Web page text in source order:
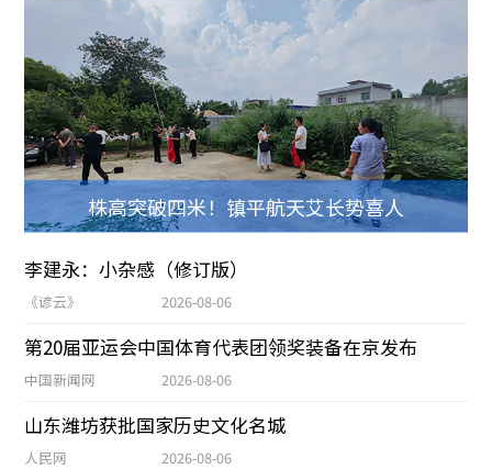
株高突破四米！镇平航天艾长势喜人
李建永：小杂感（修订版）
《谚云》 2026-08-06
第20届亚运会中国体育代表团领奖装备在京发布
中国新闻网 2026-08-06
山东潍坊获批国家历史文化名城
人民网 2026-08-06